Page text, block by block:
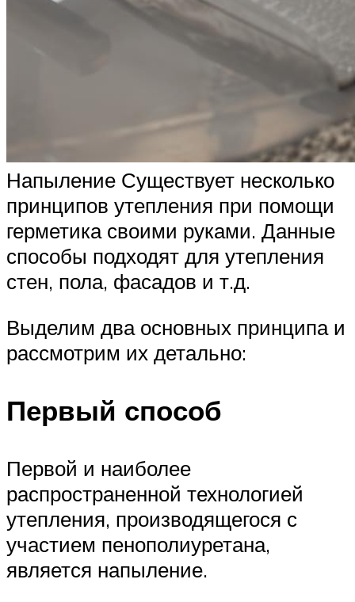
Напыление Существует несколько
принципов утепления при помощи
герметика своими руками. Данные
способы подходят для утепления
стен, пола, фасадов и т.д.
Выделим два основных принципа и
рассмотрим их детально:
Первый способ
Первой и наиболее
распространенной технологией
утепления, производящегося с
участием пенополиуретана,
является напыление.